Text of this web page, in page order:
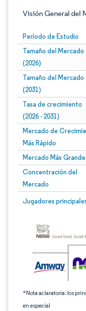
Visión General del
Período de Estudio
Tamaño del Mercado
(2026)
Tamaño del Mercado
(2031)
Tasa de crecimiento
(2026 - 2031)
Mercado de
Más Rápido
Mercado Más Grande
Concentración del
Mercado
Jugadores
*Nota aclaratoria: los
en especial
Imagen © Mordor